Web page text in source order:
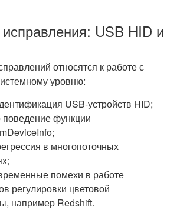
USB HID и
относятся к работе с
уровню:
USB-устройств HID;
поведение функции
в многопоточных
помехи в работе
регулировки цветовой
например Redshift.